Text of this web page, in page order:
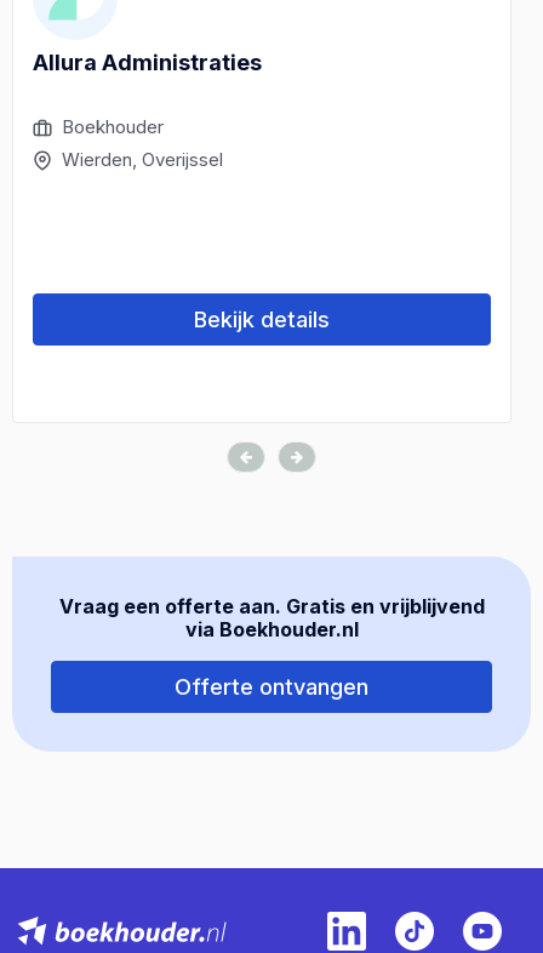
Allura Administraties
Boekhouder
Wierden, Overijssel
Bekijk details
Vraag een offerte aan. Gratis en vrijblijvend
via Boekhouder.nl
Offerte ontvangen